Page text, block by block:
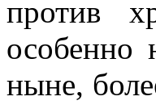
против
особенно
ныне,